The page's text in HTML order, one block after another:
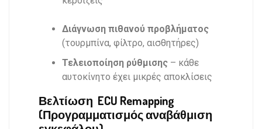
Διάγνωση πιθανού προβλήματος
(τουρμπίνα, φίλτρο, αισθητήρες)
Τελειοποίηση ρύθμισης – κάθε
αυτοκίνητο έχει μικρές αποκλίσεις
Βελτίωση ECU Remapping
(Προγραμματισμός αναβάθμιση